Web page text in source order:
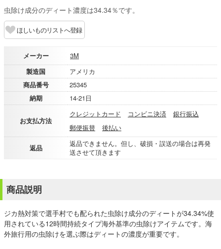
虫除け成分のディート濃度は34.34％です。
ほしいものリストへ登録
メーカー
3M
製造国
アメリカ
商品番号
25345
納期
14-21日
お支払方法
クレジットカード コンビニ決済
銀行振込
郵便振替
後払い
返品
返品できません。但し、破損・誤送の場合は再発
送させて頂きます
商品説明
ジカ熱対策で選手村でも配られた虫除け成分のディートが34.34%使
用されている12時間持続タイプ海外基準の虫除けアイテムです。海
外旅行用の虫除けを選ぶ際はディートの濃度が重要です。